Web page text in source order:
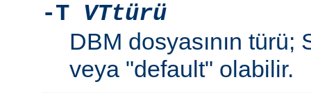
-T VTtürü
DBM dosyasının
veya "default" olabilir.